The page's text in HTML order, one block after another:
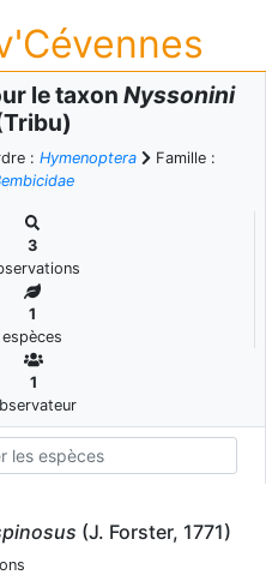
le taxon Nyssonini
: Hymenoptera
Famille :
3
1
espèces
1
(J. Forster, 1771)